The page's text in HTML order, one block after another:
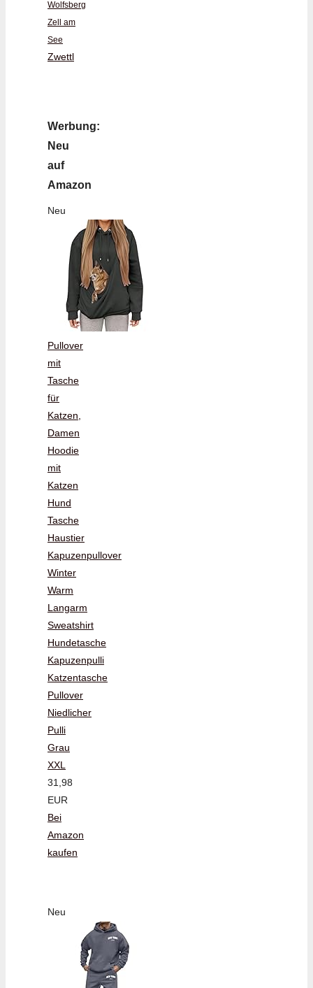
Wolfsberg
Zell am
See
Zwettl
Werbung:
Neu
auf
Amazon
Neu
Pullover
mit
Tasche
für
Katzen,
Damen
Hoodie
mit
Katzen
Hund
Tasche
Haustier
Kapuzenpullover
Winter
Warm
Langarm
Sweatshirt
Hundetasche
Kapuzenpulli
Katzentasche
Pullover
Niedlicher
Pulli
Grau
XXL
31,98
EUR
Bei
Amazon
kaufen
Neu